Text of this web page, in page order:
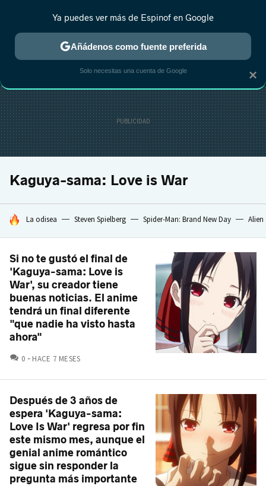
MENÚ NUEVO
ESTRENOS REALITY ANIME RANKINGS CINE
Kaguya-sama: Love is War
HOY SE HABLA DE
La odisea Steven Spielberg Spider-Man: Brand New Day Alien
Si no te gustó el final de
'Kaguya-sama: Love is
War', su creador tiene
buenas noticias. El anime
tendrá un final diferente
"que nadie ha visto hasta
ahora"
0 COMENTARIOS
HACE 7 MESES
Después de 3 años de
espera 'Kaguya-sama:
Love Is War' regresa por fin
este mismo mes, aunque el
genial anime romántico
sigue sin responder la
pregunta más importante
×
Ya puedes ver más de Espinof en Google
Añádenos como fuente preferida
Solo necesitas una cuenta de Google